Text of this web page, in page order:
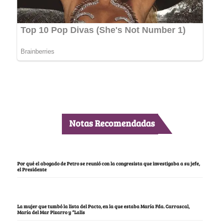
Notas Recomendadas
Por qué el abogado de Petro se reunió con la congresista que investigaba a su jefe,
el Presidente
La mujer que tumbó la lista del Pacto, en la que estaba María Fda. Carrascal,
María del Mar Pizarro y “Lalis